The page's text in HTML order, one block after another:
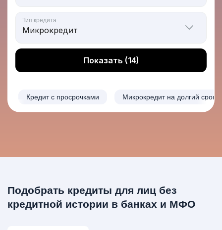
Тип кредита
Показать (14)
Кредит с просрочками Микрокредит на долгий срок
Подобрать кредиты для лиц без
кредитной истории в банках и МФО